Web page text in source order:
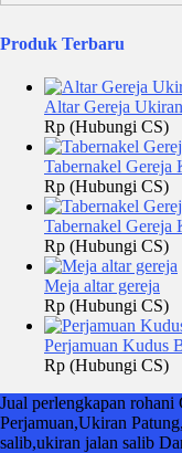
Produk Terbaru
Altar Gereja
Rp (Hubungi CS)
Tabernakel Gereja
Rp (Hubungi CS)
Tabernakel Gereja
Rp (Hubungi CS)
Meja altar gereja
Rp (Hubungi CS)
Perjamuan Kudus
Rp (Hubungi CS)
Jual perlengkapan
Perjamuan,Ukiran
salib,ukiran jalan salib